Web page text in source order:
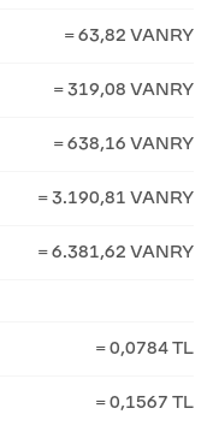
= 63,82 VANRY
= 319,08 VANRY
= 638,16 VANRY
= 3.190,81 VANRY
= 6.381,62 VANRY
= 0,0784 TL
= 0,1567 TL